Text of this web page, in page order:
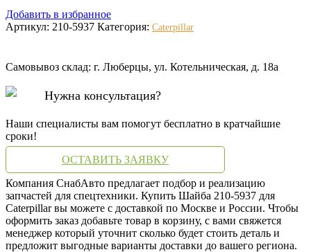
Добавить в избранное
Артикул: 210-5937 Категория: Caterpillar
Самовывоз склад: г. Люберцы, ул. Котельническая, д. 18а
Нужна консультация?
Наши специалисты вам помогут бесплатно в кратчайшие
сроки!
ОСТАВИТЬ ЗАЯВКУ
Компания СнабАвто предлагает подбор и реализацию
запчастей для спецтехники. Купить Шайба 210-5937 для
Caterpillar вы можете с доставкой по Москве и России. Чтобы
оформить заказ добавьте товар в корзину, с вами свяжется
менеджер который уточнит сколько будет стоить деталь и
предложит выгодные варианты доставки до вашего региона.